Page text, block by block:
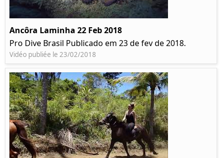
Ancôra Laminha 22 Feb 2018
Pro Dive Brasil Publicado em 23 de fev de 2018.
Vidéo publiée le 23/02/2018